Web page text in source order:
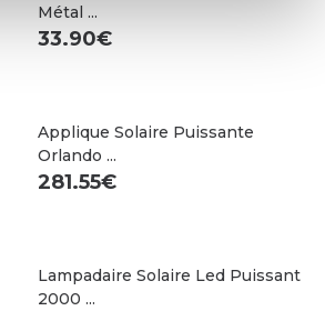
Métal ...
33.90€
Applique Solaire Puissante
Orlando ...
281.55€
Lampadaire Solaire Led Puissant
2000 ...